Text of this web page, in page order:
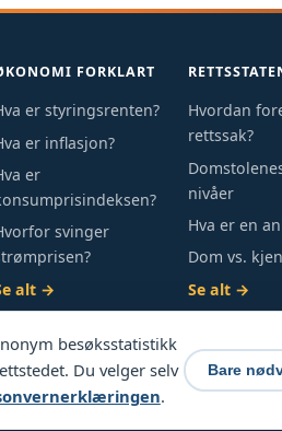
FORKLART
er styringsrenten?
er inflasjon?
er
svinger
alt →
Hvordan
rettssak?
nivåer
Hva er en
Dom vs.
Se alt →
Terje Moy
besøksstatistikk
Du velger selv
.
Bare